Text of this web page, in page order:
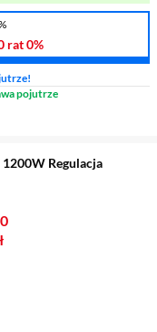
rat0%
pojutrze
Regulacja
zł